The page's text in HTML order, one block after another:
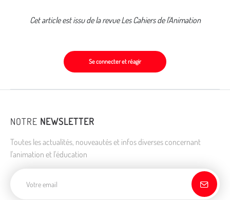
Cet article est issu de la revue Les Cahiers de l'Animation
Se connecter et réagir
NOTRE NEWSLETTER
Toutes les actualités, nouveautés et infos diverses concernant
l'animation et l'éducation